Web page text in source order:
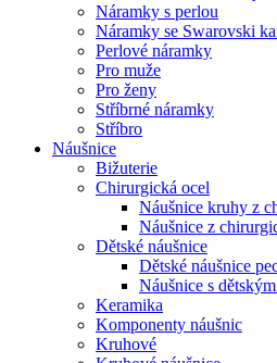
Náramky s perlou
Náramky se Swarovski
Perlové náramky
Pro muže
Pro ženy
Stříbrné náramky
Stříbro
Náušnice
Bižuterie
Chirurgická ocel
Náušnice kruhy z
Náušnice z
Dětské náušnice
Dětské náušnice
Náušnice s
Keramika
Komponenty náušnic
Kruhové